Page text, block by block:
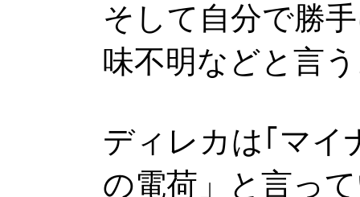
そして自分で勝
味不明などと言
ディレカは｢マイ
の電荷」と言っ